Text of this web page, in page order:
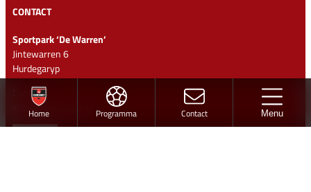
Home Programma Contact Menu
CONTACT
Sportpark ‘De Warren’
Jintewarren 6
Hurdegaryp
Contact
info@vvhardegarijp.nl
Lid worden